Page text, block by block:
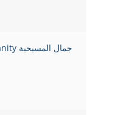
جمال المسيحية The Beauty Of Christianity